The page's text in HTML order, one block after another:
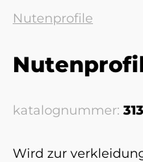
Nutenprofile
katalognummer:
Wird zur